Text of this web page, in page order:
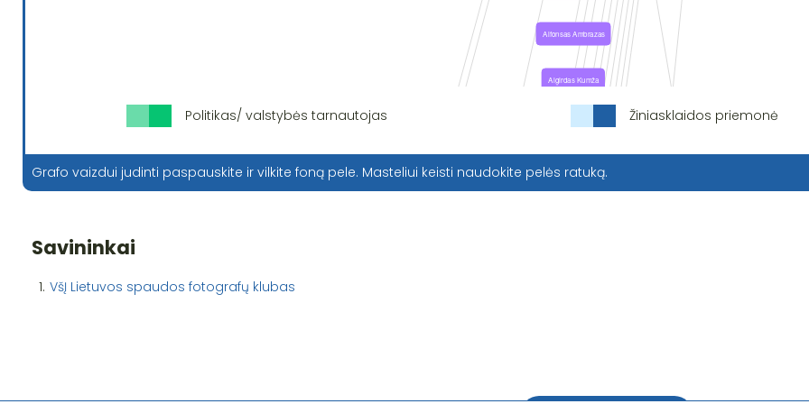
Politikas/ valstybės tarnautojas Žiniasklaidos priemonė
Grafo vaizdui judinti paspauskite ir vilkite foną pele. Masteliui keisti naudokite pelės ratuką.
Savininkai
1. VšĮ Lietuvos spaudos fotografų klubas